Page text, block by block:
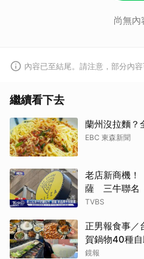
尚無內
內容已至結尾。請注意，部分內容
繼續看下去
蘭州沒拉麵？
EBC 東森新聞
老店新商機
薩 三牛聯名
TVBS
正男報食事／
賀鍋物40種
飯、現做棉花糖
鏡報